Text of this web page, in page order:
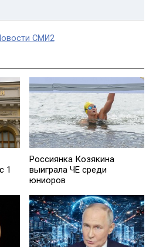
СМИ2
1
Россиянка Козякина
выиграла ЧЕ среди
юниоров